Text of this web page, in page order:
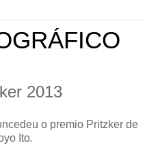
2013
o premio Pritzker de
Ito.